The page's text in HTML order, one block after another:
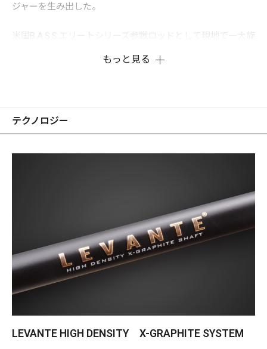
ジャーを生み出した。
米国B.A.S.S.エリートシリーズ参戦ロッドとして現地で一大旋
LEVANTE（レヴァンテ）USA PRO MODELで確立したコンペ
長年に渡る過酷なUSツアーの歴戦からフィードバックしたハ
イ・バランシングメソッドや、メガバスブランクスならでは
の極限まで贅肉をそぎ落として高い強度を発揮する高効率レ
イヤー工法に加え、さらなる超低レジン化に踏み込んだ「高
密度X-グラファイト」システムは、オロチX10やデストロイ
ヤーに迫る、アングラーがルアーと直結しているかのような
もっと見る
テクノロジー
LEVANTE HIGH DENSITY X-GRAPHITE SYSTEM